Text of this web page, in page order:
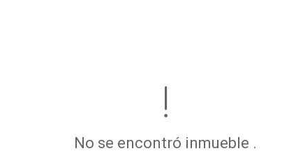
No se encontró inmueble .